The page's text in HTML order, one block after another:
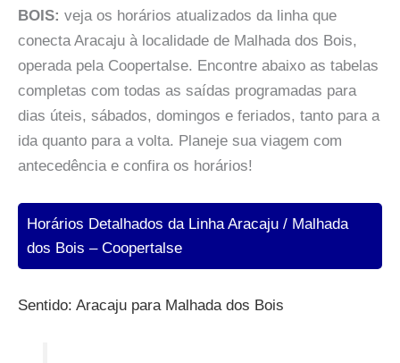
BOIS: veja os horários atualizados da linha que
conecta Aracaju à localidade de Malhada dos Bois,
operada pela Coopertalse. Encontre abaixo as tabelas
completas com todas as saídas programadas para
dias úteis, sábados, domingos e feriados, tanto para a
ida quanto para a volta. Planeje sua viagem com
antecedência e confira os horários!
Horários Detalhados da Linha Aracaju / Malhada
dos Bois – Coopertalse
Sentido: Aracaju para Malhada dos Bois